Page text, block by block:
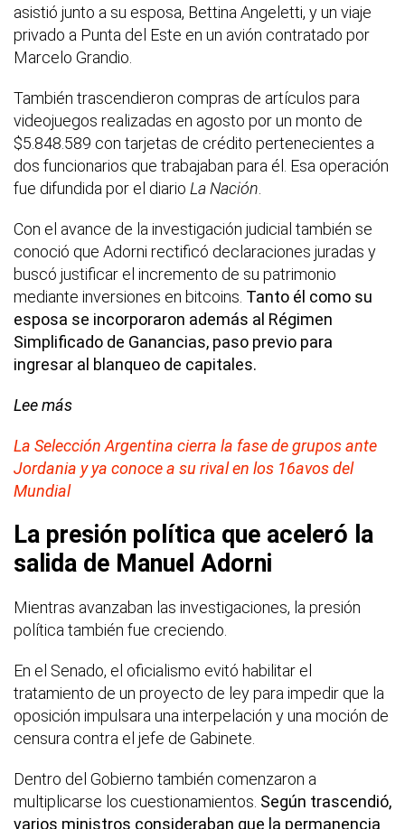
asistió junto a su esposa, Bettina Angeletti, y un viaje
privado a Punta del Este en un avión contratado por
Marcelo Grandio.
También trascendieron compras de artículos para
videojuegos realizadas en agosto por un monto de
$5.848.589 con tarjetas de crédito pertenecientes a
dos funcionarios que trabajaban para él. Esa operación
fue difundida por el diario La Nación
Con el avance de la investigación judicial también se
conoció que Adorni rectificó declaraciones juradas y
buscó justificar el incremento de su patrimonio
mediante inversiones en bitcoins. Tanto él como su
esposa se incorporaron además al Régimen
Simplificado de Ganancias, paso previo para
ingresar al blanqueo de capitales.
Lee más
La Selección Argentina cierra la fase de grupos ante
Jordania y ya conoce a su rival en los 16avos del
Mundial
La presión política que aceleró la
salida de Manuel Adorni
Mientras avanzaban las investigaciones, la presión
política también fue creciendo.
En el Senado, el oficialismo evitó habilitar el
tratamiento de un proyecto de ley para impedir que la
oposición impulsara una interpelación y una moción de
censura contra el jefe de Gabinete.
Dentro del Gobierno también comenzaron a
multiplicarse los cuestionamientos. Según trascendió,
varios ministros consideraban que la permanencia